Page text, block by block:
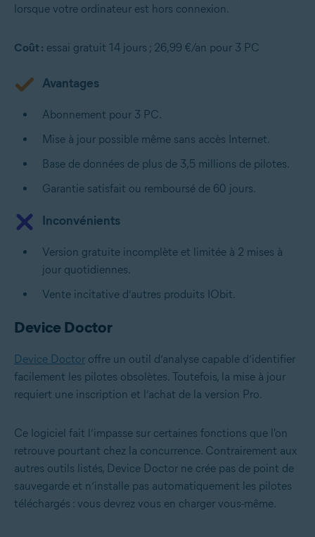
lorsque votre ordinateur est hors connexion.
Coût : essai gratuit 14 jours ; 26,99 €/an pour 3 PC
Avantages
Abonnement pour 3 PC.
Mise à jour possible même sans accès Internet.
Base de données de plus de 3,5 millions de pilotes.
Garantie satisfait ou remboursé de 60 jours.
Inconvénients
Version gratuite incomplète et limitée à 2 mises à
jour quotidiennes.
Vente incitative d’autres produits IObit.
Device Doctor
Device Doctor offre un outil d’analyse capable d’identifier
facilement les pilotes obsolètes. Toutefois, la mise à jour
requiert une inscription et l’achat de la version Pro.
Ce logiciel fait l’impasse sur certaines fonctions que l'on
retrouve pourtant chez la concurrence. Contrairement aux
autres outils listés, Device Doctor ne crée pas de point de
sauvegarde et n’installe pas automatiquement les pilotes
téléchargés : vous devrez vous en charger vous-même.